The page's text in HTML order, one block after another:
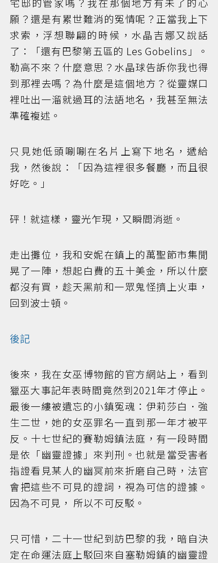
願？還是有累世難消的冤情呢？正當我上下
求索，浮想聯翩的時候，水晶吉娜又說話
了：「還有巴黎第五區的 Les Gobelins」。
勒高不來？什麼意思？水晶球告訴你我也得
到那裡去嗎？為什麼是這個地方？從靈媒口
裡吐出一溜就過耳的法語地名，我甚至無法
準確複述。
只見她低頭唰唰在名片上寫下地名，遞給
我，然後說：「因為這裡很多餐廳，而且很
好吃。」
砰！就這樣，靈光乍現，又瞬間消逝。
走出攤位，我和安妮在鎮上的萬聖節市集閒
晃了一陣，想起白費的五十美金，所以什麼
都沒有買，趁天黑前和一眾鬼怪擠上火車，
回到波士頓。
後記
後來，我在女巫博物館的官方網站上，看到
獵巫大事記年表時間竟然到2021年才停止。
最後一縷被遺忘的小鎮冤魂：伊莉莎白．強
生二世，她的女巫罪名一直到那一年才被平
反。十七世紀的賽勒姆鎮法庭，有一段時間
是依「幽靈證據」來判刑。也就是當受害者
指證看見某人的幽冥前來折磨自己時，法官
會把這些不可見的證詞，視為可信的證據。
因為不可見， 所以不可反駁。
只可惜，二十一世紀到訪巴黎的我，暗自決
定在命運法庭上駁回來自塞勒姆鎮的幽靈證